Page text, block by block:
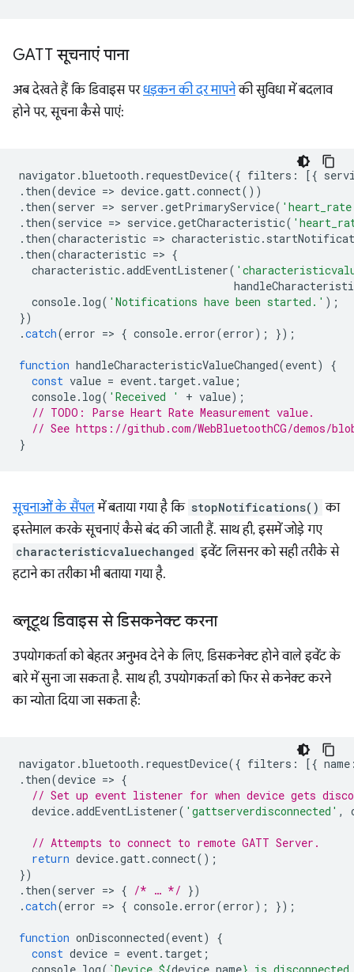
GATT सूचनाएं पाना
अब देखते हैं कि डिवाइस परधड़कन की दर मापनेकी सुविधा में बदलाव
होने पर, सूचना कैसे पाएं:
navigator .bluetooth . requestDevice({ filters : [{
. then(device => device.gatt.connect())
. then(server => server .getPrimaryService(
. then(service => service.getCharacteristic(
. then(characteristic => characteristic.
. then(characteristic => {
characteristic.addEventListener(
console. log( 'Notifications have been started.' );
})
.catch(error => { console. error(error); });
function handleCharacteristicValueChanged(event)
{
const value = event. target.value ;
console. log( 'Received ' + value);
// TODO: Parse Heart Rate Measurement value.
// See https://github.com/WebBluetoothCG/demos/
}
सूचनाओं के सैंपलमें बताया गया है कि stopNotifications() का
इस्तेमाल करके सूचनाएं कैसे बंद की जाती हैं. साथ ही, इसमें जोड़े गए
characteristicvaluechanged इवेंट लिसनर को सही तरीके से
हटाने का तरीका भी बताया गया है.
ब्लूटूथ डिवाइस से डिसकनेक्ट करना
उपयोगकर्ता को बेहतर अनुभव देने के लिए, डिसकनेक्ट होने वाले इवेंट के
बारे में सुना जा सकता है. साथ ही, उपयोगकर्ता को फिर से कनेक्ट करने
का न्योता दिया जा सकता है:
navigator .bluetooth . requestDevice({ filters : [{ name
. then(device => {
// Set up event listener for when device gets
device.addEventListener( 'gattserverdisconnected' ,
// Attempts to connect to remote GATT Server.
return device.gatt.connect();
})
. then(server => { /* … */ })
.catch(error => { console. error(error); });
function onDisconnected(event)
{
const device = event. target ;